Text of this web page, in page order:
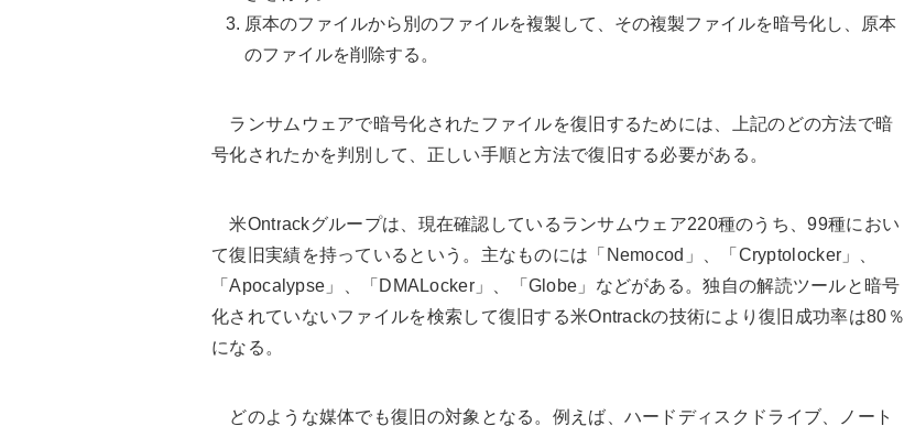
原本のファイルから別のファイルを複製して、その複製ファイルを暗号化し、原本
のファイルを削除する。
ランサムウェアで暗号化されたファイルを復旧するためには、上記のどの方法で暗
号化されたかを判別して、正しい手順と方法で復旧する必要がある。
米Ontrackグループは、現在確認しているランサムウェア220種のうち、99種におい
て復旧実績を持っているという。主なものには「Nemocod」、「Cryptolocker」、
「Apocalypse」、「DMALocker」、「Globe」などがある。独自の解読ツールと暗号
化されていないファイルを検索して復旧する米Ontrackの技術により復旧成功率は80％
になる。
どのような媒体でも復旧の対象となる。例えば、ハードディスクドライブ、ノート